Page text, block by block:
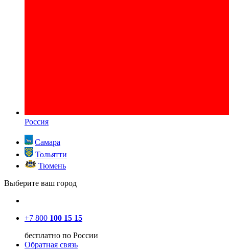
Россия
Самара
Тольятти
Тюмень
Выберите ваш город
+7 800 100 15 15
бесплатно по России
Обратная связь